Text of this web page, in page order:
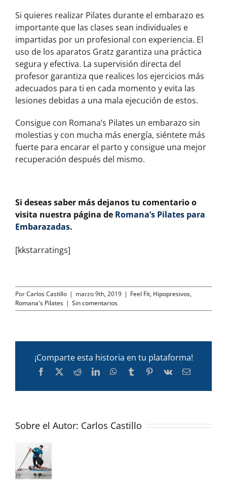
Si quieres realizar Pilates durante el embarazo es
importante que las clases sean individuales e
impartidas por un profesional con experiencia. El
uso de los aparatos Gratz garantiza una práctica
segura y efectiva. La supervisión directa del
profesor garantiza que realices los ejercicios más
adecuados para ti en cada momento y evita las
lesiones debidas a una mala ejecución de estos.
Consigue con Romana’s Pilates un embarazo sin
molestias y con mucha más energía, siéntete más
fuerte para encarar el parto y consigue una mejor
recuperación después del mismo.
Si deseas saber más dejanos tu comentario o
visita nuestra página de Romana’s Pilates para
Embarazadas.
[kkstarratings]
PorCarlos Castillo | marzo 9th, 2019 | Feel Fit, Hipopresivos,
Romana's Pilates | Sin comentarios
¡Comparte esta historia en tu plataforma!
Facebook
X RedditLinkedInWhatsApp
TumblrPinterest
Vk
Correo
Sobre el Autor: Carlos Castillo